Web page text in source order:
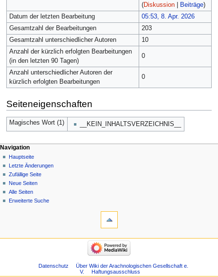
(Diskussion| Beiträge)
Datum der letzten Bearbeitung
05:53, 8. Apr. 2026
Gesamtzahl der Bearbeitungen
203
Gesamtzahl unterschiedlicher Autoren
10
Anzahl der kürzlich erfolgten Bearbeitungen
(in den letzten 90 Tagen)
0
Anzahl unterschiedlicher Autoren der
kürzlich erfolgten Bearbeitungen
0
Seiteneigenschaften
Magisches Wort (1) __KEIN_INHALTSVERZEICHNIS__
Navigation
Hauptseite
Letzte Änderungen
Zufällige Seite
Neue Seiten
Alle Seiten
Erweiterte Suche
Datenschutz
Über Wiki der Arachnologischen Gesellschaft e.
V.
Haftungsausschluss